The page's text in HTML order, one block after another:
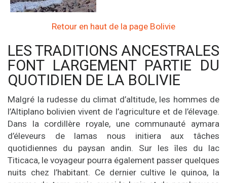
Retour en haut de la page Bolivie
LES TRADITIONS ANCESTRALES
FONT LARGEMENT PARTIE DU
QUOTIDIEN DE LA BOLIVIE
Malgré la rudesse du climat d’altitude, les hommes de
l’Altiplano bolivien vivent de l’agriculture et de l’élevage.
Dans la cordillère royale, une communauté aymara
d’éleveurs de lamas nous initiera aux tâches
quotidiennes du paysan andin. Sur les îles du lac
Titicaca, le voyageur pourra également passer quelques
nuits chez l’habitant. Ce dernier cultive le quinoa, la